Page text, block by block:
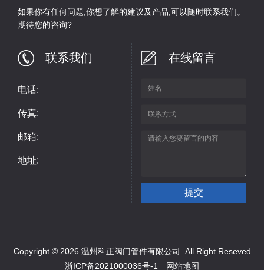
如果你有任何问题,你想了解的建议及产品,可以随时联系我们。
期待您的咨询?
联系我们
电话:
传真:
邮箱:
地址:
在线留言
Copyright © 2026 温州科正阀门管件有限公司 .All Right Reseved
浙ICP备2021000036号-1
网站地图